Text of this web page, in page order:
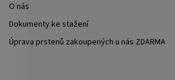
O nás
Dokumenty ke stažení
Úprava prstenů zakoupených u nás ZDARMA